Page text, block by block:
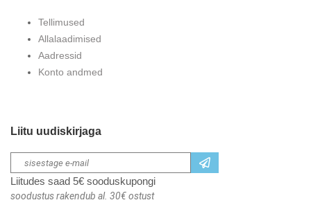
Tellimused
Allalaadimised
Aadressid
Konto andmed
Liitu uudiskirjaga
Liitudes saad 5€ sooduskupongi
soodustus rakendub al. 30€ ostust